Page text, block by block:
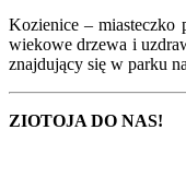
Kozienice – miasteczko
wiekowe drzewa i
znajdujący się w parku
ZIOTOJA DO NAS!